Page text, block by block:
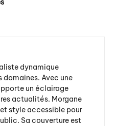
dynamique
Avec une
un éclairage
actualités. Morgane
style accessible pour
Sa couverture est